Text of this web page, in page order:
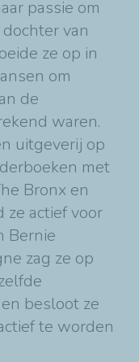
passie om
van
ze op in
om
de
waren.
uitgeverij op
met
Bronx en
ze actief voor
Bernie
zag ze op
besloot ze
te worden